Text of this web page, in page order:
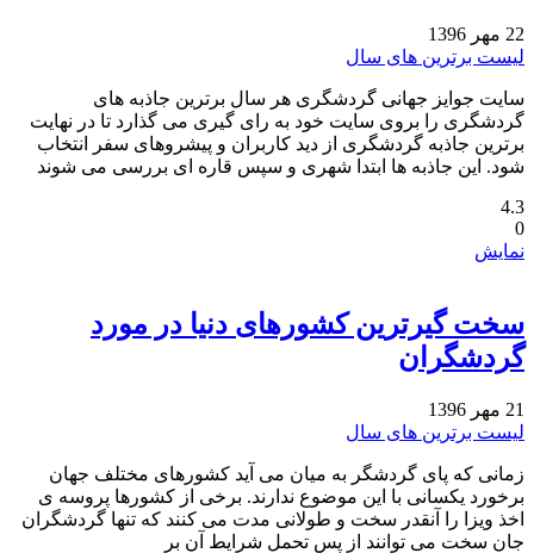
22 مهر 1396
لیست برترین های سال
سایت جوایز جهانی گردشگری هر سال برترین جاذبه های
گردشگری را بروی سایت خود به رای گیری می گذارد تا در نهایت
برترین جاذبه گردشگری از دید کاربران و پیشروهای سفر انتخاب
شود. این جاذبه ها ابتدا شهری و سپس قاره ای بررسی می شوند
4.3
0
نمایش
سخت گیرترین کشورهای دنیا در مورد
گردشگران
21 مهر 1396
لیست برترین های سال
زمانی که پای گردشگر به میان می آید کشورهای مختلف جهان
برخورد یکسانی با این موضوع ندارند. برخی از کشورها پروسه ی
اخذ ویزا را آنقدر سخت و طولانی مدت می کنند که تنها گردشگران
جان سخت می توانند از پس تحمل شرایط آن بر